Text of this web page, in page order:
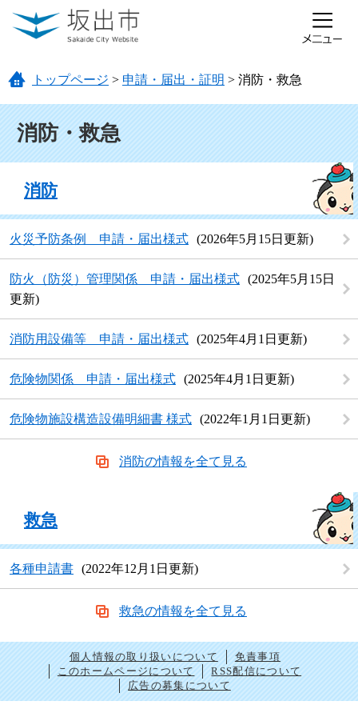
ページの先頭です。
メニューを飛ばして本文へ
トップページ > 申請・届出・証明 > 消防・救急
消防・救急
消防
火災予防条例 申請・届出様式 2026年5月15日更新
防火（防災）管理関係 申請・届出様式
2025年5月15日
更新
消防用設備等 申請・届出様式 2025年4月1日更新
危険物関係 申請・届出様式 2025年4月1日更新
危険物施設構造設備明細書 様式 2022年1月1日更新
消防の情報を全て見る
救急
各種申請書 2022年12月1日更新
救急の情報を全て見る
個人情報の取り扱いについて
免責事項
このホームページについて
RSS配信について
広告の募集について